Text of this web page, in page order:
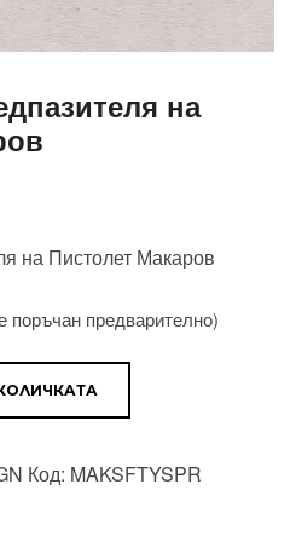
на
на Пистолет Макаров
предварително)
Код: MAKSFTYSPR